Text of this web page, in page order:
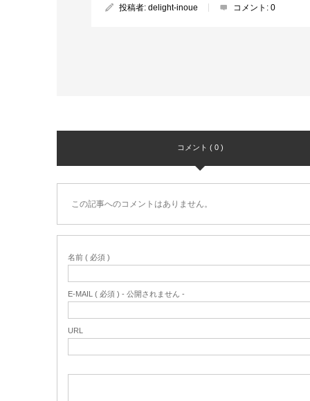
投稿者: delight-inoue コメント: 0
コメント ( 0 )
この記事へのコメントはありません。
名前 ( 必須 )
E-MAIL ( 必須 ) - 公開されません -
URL